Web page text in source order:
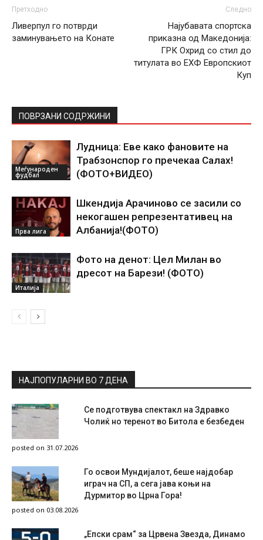
Претходно
Ливерпул го потврди
заминувањето на Конате
Следно
Најубавата спортска
приказна од Македонија:
ГРК Охрид со стил до
титулата во ЕХФ Европскиот
Куп
ПОВРЗАНИ СОДРЖИНИ
Меѓународен
фудбал
Лудница: Еве како фановите на
Трабзонспор го пречекаа Салах!
(ФОТО+ВИДЕО)
Прва лига
Шкендија Арачиново се засили со
некогашен репрезентативец на
Албанија!(ФОТО)
Италија
Фото на денот: Цел Милан во
дресот на Барези! (ФОТО)
НАЈПОПУЛАРНИ ВО 7 ДЕНА
Се подготвува спектакл на Здравко
Чолиќ но теренот во Битола е безбеден
posted on 31.07.2026
Го освои Мундијалот, беше најдобар
играч на СП, а сега јава коњи на
Дурмитор во Црна Гора!
posted on 03.08.2026
„Епски срам“ за Црвена Звезда, Динамо